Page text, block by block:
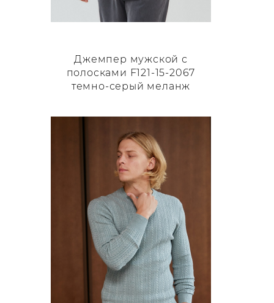
Джемпер мужской с
полосками F121-15-2067
темно-серый меланж
товар
выбрать
странице